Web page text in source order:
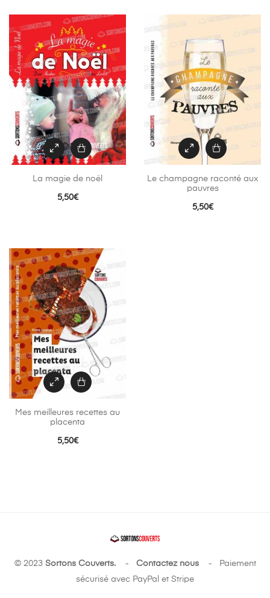
La magie de noël
5,50€
Le champagne raconté aux
pauvres
5,50€
Mes meilleures recettes au
placenta
5,50€
© 2023 Sortons Couverts.- Contactez nous- Paiement
sécurisé avec PayPal et Stripe